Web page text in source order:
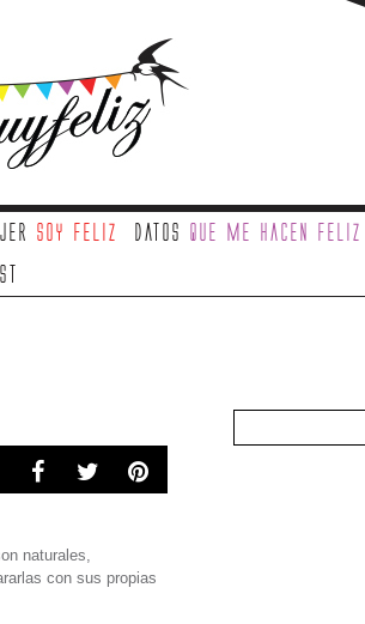
soy feliz Datos que me hacen feliz
naturales,
con sus propias